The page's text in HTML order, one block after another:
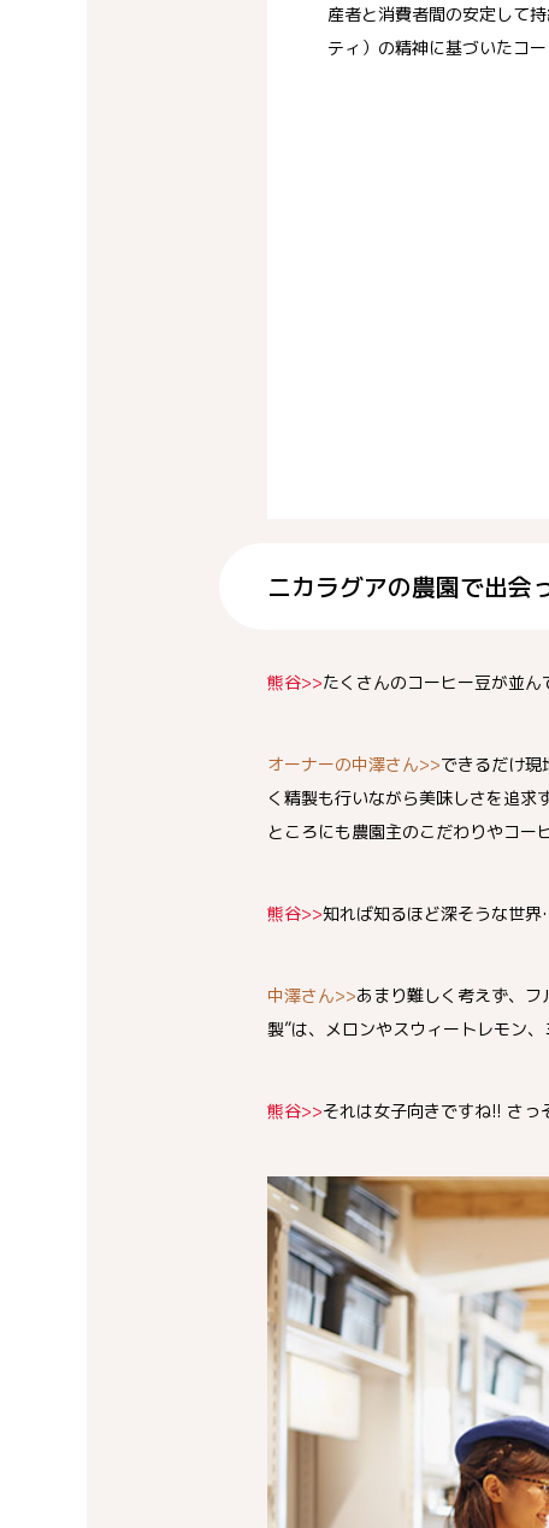
産者と消費者間の安定して
ティ）の精神に基づいたコー
ニカラグアの農園で出会
熊谷>>たくさんのコーヒー豆が並
オーナーの中澤さん>>できるだけ現
く精製も行いながら美味しさを追求
ところにも農園主のこだわりやコー
熊谷>>知れば知るほど深そうな世
中澤さん>>あまり難しく考えず、
製”は、メロンやスウィートレモン
熊谷>>それは女子向きですね!! さっ